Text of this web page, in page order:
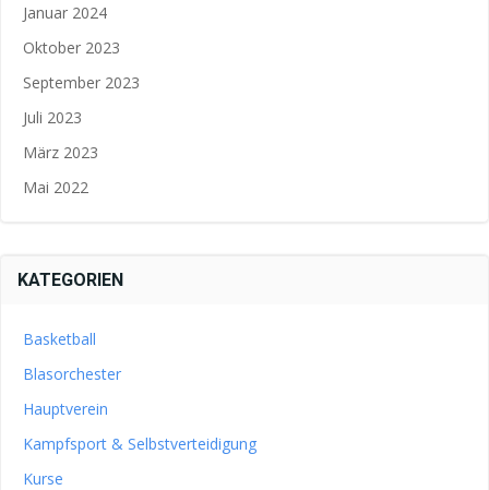
Januar 2024
Oktober 2023
September 2023
Juli 2023
März 2023
Mai 2022
KATEGORIEN
Basketball
Blasorchester
Hauptverein
Kampfsport & Selbstverteidigung
Kurse